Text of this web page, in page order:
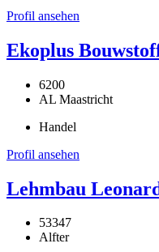
Profil ansehen
Ekoplus
6200
AL Maastricht
Handel
Profil ansehen
Lehmbau
53347
Alfter